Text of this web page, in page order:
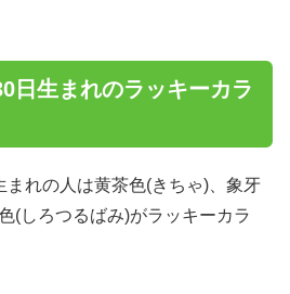
日生まれのラッキーカラ
れの人は黄茶色(きちゃ)、象牙
(しろつるばみ)がラッキーカラ